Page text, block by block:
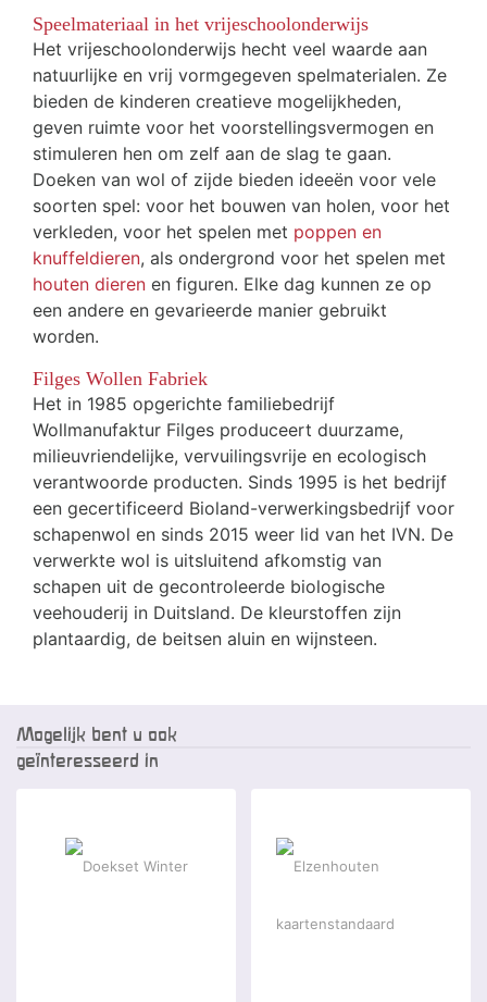
Speelmateriaal in het vrijeschoolonderwijs
Het vrijeschoolonderwijs hecht veel waarde aan
natuurlijke en vrij vormgegeven spelmaterialen. Ze
bieden de kinderen creatieve mogelijkheden,
geven ruimte voor het voorstellingsvermogen en
stimuleren hen om zelf aan de slag te gaan.
Doeken van wol of zijde bieden ideeën voor vele
soorten spel: voor het bouwen van holen, voor het
verkleden, voor het spelen met poppen en
knuffeldieren, als ondergrond voor het spelen met
houten dieren en figuren. Elke dag kunnen ze op
een andere en gevarieerde manier gebruikt
worden.
Filges Wollen Fabriek
Het in 1985 opgerichte familiebedrijf
Wollmanufaktur Filges produceert duurzame,
milieuvriendelijke, vervuilingsvrije en ecologisch
verantwoorde producten. Sinds 1995 is het bedrijf
een gecertificeerd Bioland-verwerkingsbedrijf voor
schapenwol en sinds 2015 weer lid van het IVN. De
verwerkte wol is uitsluitend afkomstig van
schapen uit de gecontroleerde biologische
veehouderij in Duitsland. De kleurstoffen zijn
plantaardig, de beitsen aluin en wijnsteen.
Mogelijk bent u ook
geïnteresseerd in